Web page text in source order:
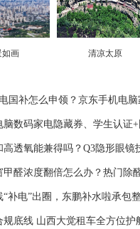
如画 清凉太原
国补怎么申领？京东手机电脑
数码家电隐藏券、学生认证+
透氧能兼得吗？Q3隐形眼镜
醛浓度翻倍怎么办？热门除
补电”出圈，东鹏补水啦承包整
规底线 山西大觉租车全方位护